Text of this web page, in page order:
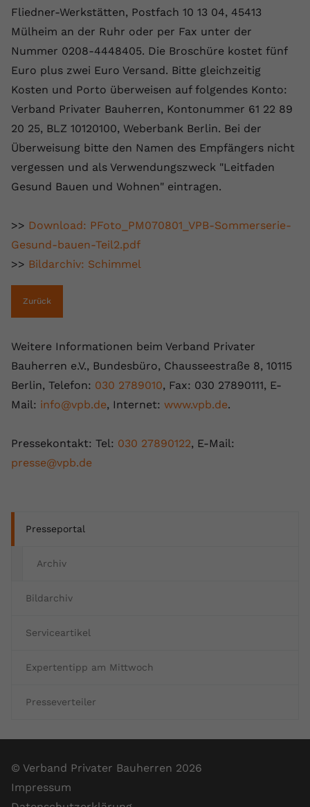
Presseportal
Archiv
Bildarchiv
Serviceartikel
Expertentipp am Mittwoch
Presseverteiler
Fliedner-Werkstätten, Postfach 10 13 04, 45413
Mülheim an der Ruhr oder per Fax unter der
Nummer 0208-4448405. Die Broschüre kostet fünf
Euro plus zwei Euro Versand. Bitte gleichzeitig
Kosten und Porto überweisen auf folgendes Konto:
Verband Privater Bauherren, Kontonummer 61 22 89
20 25, BLZ 10120100, Weberbank Berlin. Bei der
Überweisung bitte den Namen des Empfängers nicht
vergessen und als Verwendungszweck "Leitfaden
Gesund Bauen und Wohnen" eintragen.
>> Download: PFoto_PM070801_VPB-Sommerserie-
Gesund-bauen-Teil2.pdf
>> Bildarchiv: Schimmel
Zurück
Weitere Informationen beim Verband Privater
Bauherren e.V., Bundesbüro, Chausseestraße 8, 10115
Berlin, Telefon: 030 2789010, Fax: 030 27890111, E-
Mail: info@vpb.de, Internet: www.vpb.de.
Pressekontakt: Tel: 030 27890122, E-Mail:
presse@vpb.de
© Verband Privater Bauherren 2026
Impressum